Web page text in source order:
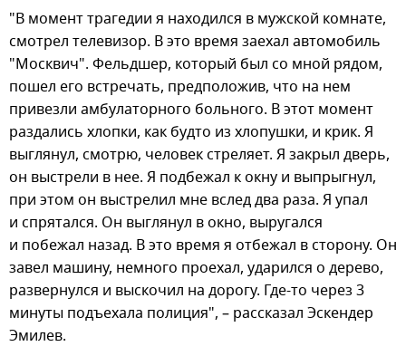
"В момент трагедии я находился в мужской комнате,
смотрел телевизор. В это время заехал автомобиль
"Москвич". Фельдшер, который был со мной рядом,
пошел его встречать, предположив, что на нем
привезли амбулаторного больного. В этот момент
раздались хлопки, как будто из хлопушки, и крик. Я
выглянул, смотрю, человек стреляет. Я закрыл дверь,
он выстрели в нее. Я подбежал к окну и выпрыгнул,
при этом он выстрелил мне вслед два раза. Я упал
и спрятался. Он выглянул в окно, выругался
и побежал назад. В это время я отбежал в сторону. Он
завел машину, немного проехал, ударился о дерево,
развернулся и выскочил на дорогу. Где-то через 3
минуты подъехала полиция", – рассказал Эскендер
Эмилев.